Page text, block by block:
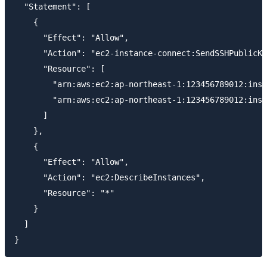
  "Statement": [
    {
      "Effect": "Allow",
"Action": "ec2-instance-
      "Resource": [
"arn:aws:ec2:ap-northeast-
"arn:aws:ec2:ap-northeast-
      ]
    },
    {
      "Effect": "Allow",
      "Action": "ec2:DescribeInstances",
      "Resource": "*"
    }
  ]